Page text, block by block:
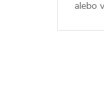
alebo